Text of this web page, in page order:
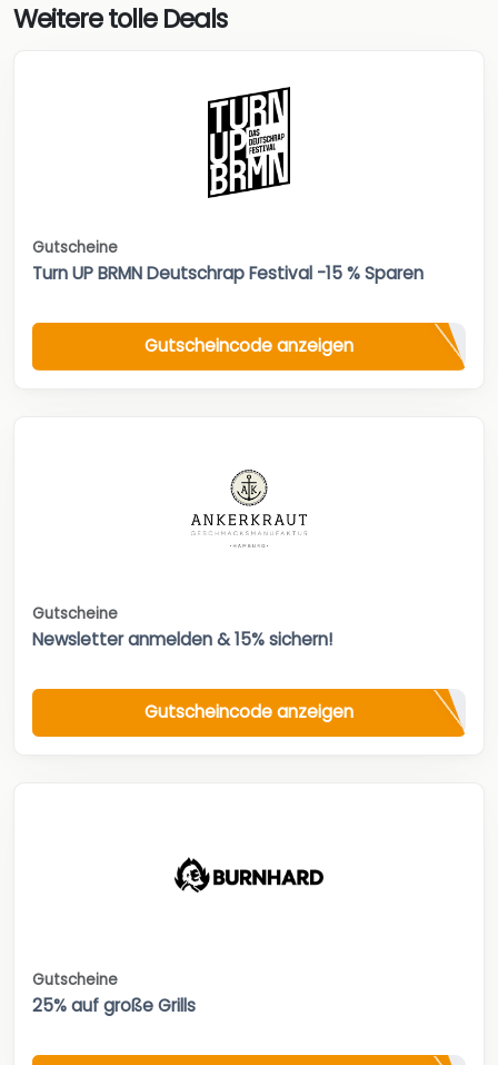
Weitere tolle Deals
Gutscheine
Turn UP BRMN Deutschrap Festival -15 % Sparen
Gutscheincode anzeigen
Gutscheine
Newsletter anmelden & 15% sichern!
Gutscheincode anzeigen
Gutscheine
25% auf große Grills